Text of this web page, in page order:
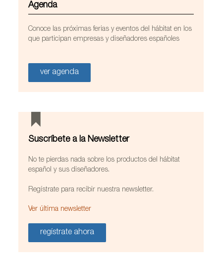
Agenda
Conoce las próximas ferias y eventos del hábitat en los
que participan empresas y diseñadores españoles
ver agenda
Suscríbete a la Newsletter
No te pierdas nada sobre los productos del hábitat
español y sus diseñadores.
Regístrate para recibir nuestra newsletter.
Ver última newsletter
regístrate ahora